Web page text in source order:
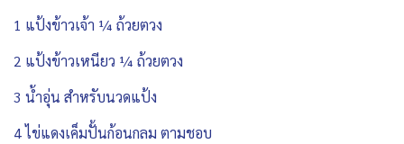
1 แป้งข้าวเจ้า ¼ ถ้วยตวง
2 แป้งข้าวเหนียว ¼ ถ้วยตวง
3 น้ำอุ่น สำหรับนวดแป้ง
4 ไข่แดงเค็มปั้นก้อนกลม ตามชอบ